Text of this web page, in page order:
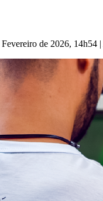
de 2026, 14h54 |